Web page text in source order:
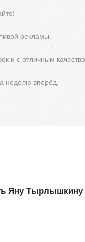
рекламы.
и с отличным
неделю вперёд.
Яну Тырлышкину